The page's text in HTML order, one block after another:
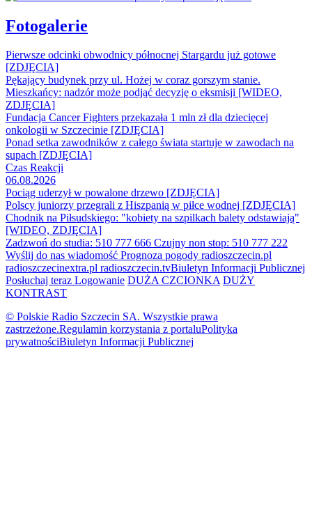
Fotogalerie
Pierwsze odcinki obwodnicy północnej Stargardu już gotowe
[ZDJĘCIA]
Pękający budynek przy ul. Hożej w coraz gorszym stanie.
Mieszkańcy: nadzór może podjąć decyzję o eksmisji [WIDEO,
ZDJĘCIA]
Fundacja Cancer Fighters przekazała 1 mln zł dla dziecięcej
onkologii w Szczecinie [ZDJĘCIA]
Ponad setka zawodników z całego świata startuje w zawodach na
supach [ZDJĘCIA]
Czas Reakcji
06.08.2026
Pociąg uderzył w powalone drzewo [ZDJĘCIA]
Polscy juniorzy przegrali z Hiszpanią w piłce wodnej [ZDJĘCIA]
Chodnik na Piłsudskiego: "kobiety na szpilkach balety odstawiają"
[WIDEO, ZDJĘCIA]
Zadzwoń do studia: 510 777 666 Czujny non stop: 510 777 222
Wyślij do nas wiadomość Prognoza pogody radioszczecin.pl
radioszczecinextra.pl radioszczecin.tvBiuletyn Informacji Publicznej
Posłuchaj teraz Logowanie DUŻA CZCIONKA DUŻY
KONTRAST
© Polskie Radio Szczecin SA. Wszystkie prawa
zastrzeżone.Regulamin korzystania z portaluPolityka
prywatnościBiuletyn Informacji Publicznej